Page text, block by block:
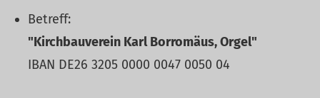
Betreff:
"Kirchbauverein Karl Borromäus, Orgel"
IBAN DE26 3205 0000 0047 0050 04